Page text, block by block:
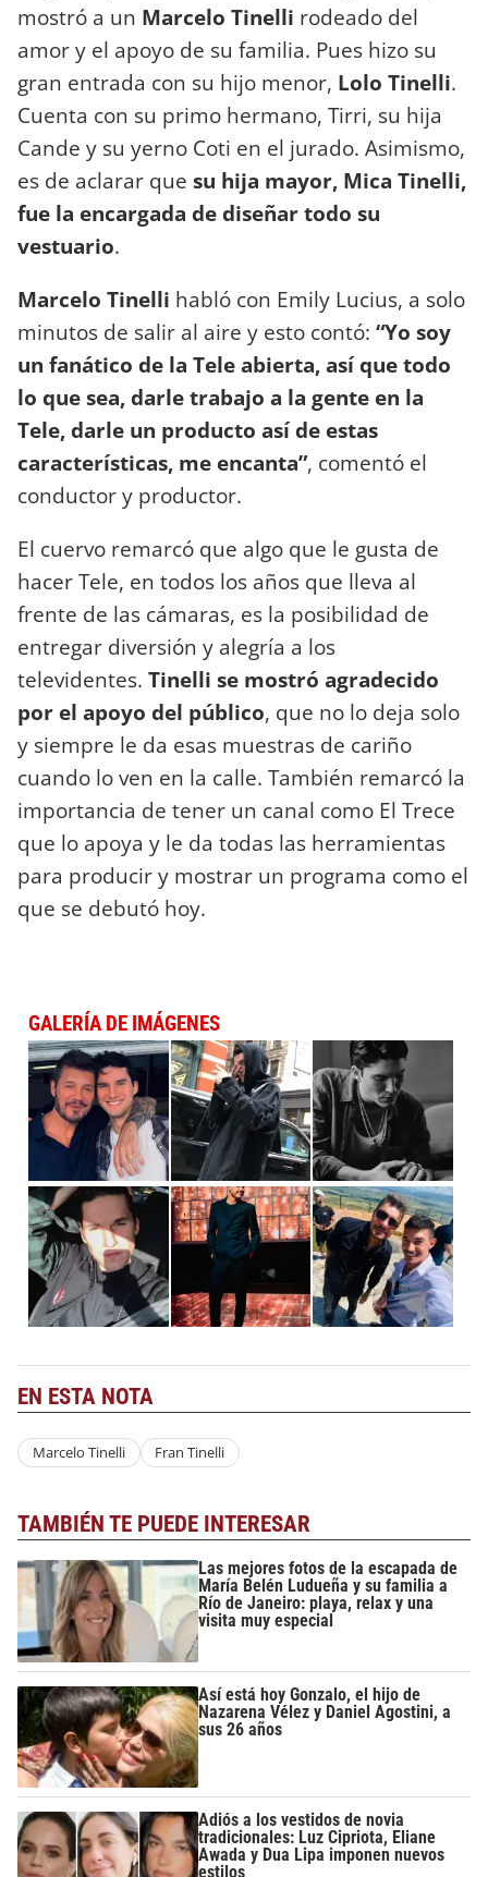
mostró a un Marcelo Tinelli rodeado del
amor y el apoyo de su familia. Pues hizo su
gran entrada con su hijo menor, Lolo Tinelli.
Cuenta con su primo hermano, Tirri, su hija
Cande y su yerno Coti en el jurado. Asimismo,
es de aclarar que su hija mayor, Mica Tinelli,
fue la encargada de diseñar todo su
vestuario.
Marcelo Tinelli habló con Emily Lucius, a solo
minutos de salir al aire y esto contó: “Yo soy
un fanático de la Tele abierta, así que todo
lo que sea, darle trabajo a la gente en la
Tele, darle un producto así de estas
características, me encanta”, comentó el
conductor y productor.
El cuervo remarcó que algo que le gusta de
hacer Tele, en todos los años que lleva al
frente de las cámaras, es la posibilidad de
entregar diversión y alegría a los
televidentes. Tinelli se mostró agradecido
por el apoyo del público, que no lo deja solo
y siempre le da esas muestras de cariño
cuando lo ven en la calle. También remarcó la
importancia de tener un canal como El Trece
que lo apoya y le da todas las herramientas
para producir y mostrar un programa como el
que se debutó hoy.
GALERÍA DE IMÁGENES
EN ESTA NOTA
Marcelo Tinelli Fran Tinelli
TAMBIÉN TE PUEDE INTERESAR
Las mejores fotos de la escapada de
María Belén Ludueña y su familia a
Río de Janeiro: playa, relax y una
visita muy especial
Así está hoy Gonzalo, el hijo de
Nazarena Vélez y Daniel Agostini, a
sus 26 años
Adiós a los vestidos de novia
tradicionales: Luz Cipriota, Eliane
Awada y Dua Lipa imponen nuevos
estilos